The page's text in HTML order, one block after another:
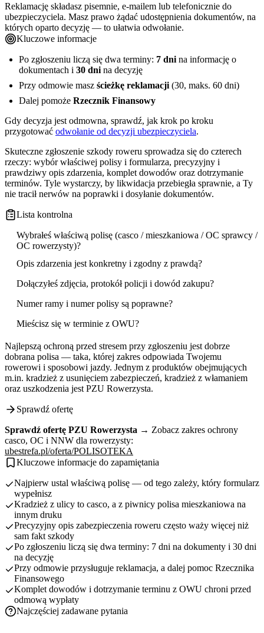
Reklamację składasz pisemnie, e-mailem lub telefonicznie do
ubezpieczyciela. Masz prawo żądać udostępnienia dokumentów, na
których oparto decyzję — to ułatwia odwołanie.
Kluczowe informacje
Po zgłoszeniu liczą się dwa terminy: 7 dni na informację o
dokumentach i 30 dni na decyzję
Przy odmowie masz ścieżkę reklamacji (30, maks. 60 dni)
Dalej pomoże Rzecznik Finansowy
Gdy decyzja jest odmowna, sprawdź, jak krok po kroku
przygotować odwołanie od decyzji ubezpieczyciela.
Skuteczne zgłoszenie szkody roweru sprowadza się do czterech
rzeczy: wybór właściwej polisy i formularza, precyzyjny i
prawdziwy opis zdarzenia, komplet dowodów oraz dotrzymanie
terminów. Tyle wystarczy, by likwidacja przebiegła sprawnie, a Ty
nie tracił nerwów na poprawki i dosyłanie dokumentów.
Lista kontrolna
Wybrałeś właściwą polisę (casco / mieszkaniowa / OC sprawcy /
OC rowerzysty)?
Opis zdarzenia jest konkretny i zgodny z prawdą?
Dołączyłeś zdjęcia, protokół policji i dowód zakupu?
Numer ramy i numer polisy są poprawne?
Mieścisz się w terminie z OWU?
Najlepszą ochroną przed stresem przy zgłoszeniu jest dobrze
dobrana polisa — taka, której zakres odpowiada Twojemu
rowerowi i sposobowi jazdy. Jednym z produktów obejmujących
m.in. kradzież z usunięciem zabezpieczeń, kradzież z włamaniem
oraz uszkodzenia jest PZU Rowerzysta.
Sprawdź ofertę
Sprawdź ofertę PZU Rowerzysta → Zobacz zakres ochrony
casco, OC i NNW dla rowerzysty:
ubestrefa.pl/oferta/POLISOTEKA
Kluczowe informacje do zapamiętania
Najpierw ustal właściwą polisę — od tego zależy, który formularz
wypełnisz
Kradzież z ulicy to casco, a z piwnicy polisa mieszkaniowa na
innym druku
Precyzyjny opis zabezpieczenia roweru często waży więcej niż
sam fakt szkody
Po zgłoszeniu liczą się dwa terminy: 7 dni na dokumenty i 30 dni
na decyzję
Przy odmowie przysługuje reklamacja, a dalej pomoc Rzecznika
Finansowego
Komplet dowodów i dotrzymanie terminu z OWU chroni przed
odmową wypłaty
Najczęściej zadawane pytania